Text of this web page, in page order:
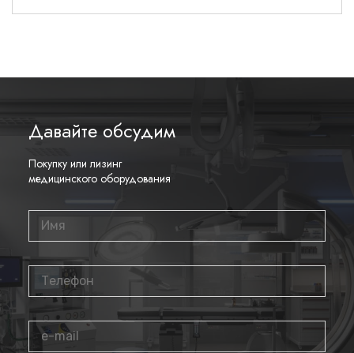
тревог
управляющего терминала Medical Cockpit системы Infinity
становятся автоматически доступны на управляющем
терминале Medical Cockpit как только M540 стыкуется по
Следите за значимыми событиями в ходе лечения пациента.
Система хранит до 150 событий, включая сигналы тревоги
для всех контролируемых параметров, и позволяет
отображать их в виде 20-секундных фрагментов.
Давайте обсудим
Покупку или лизинг
медицинского оборудования